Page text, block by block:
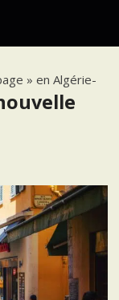
» en Algérie-